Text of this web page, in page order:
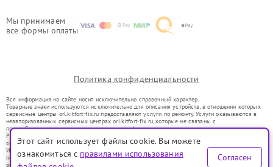
Мы принимаем
все формы оплаты
Политика конфиденциальности
Вся информация на сайте носит исключительно справочный характер.
Товарные знаки используются исключительно для описания устройств, в отношении которых
сервисные центры orl.kitfort-fix.ru предоставляют услуги по ремонту. Услуги оказываются в
неавторизованных сервисных центрах orl.kitfort-fix.ru, которые не связаны с
правообладателями товарных знаков или их официальными представителями.
Ремонт осуществляется для устройств, уже введенных в гражданский оборот в соответствии
со статьей 1487 ГК РФ.
Использование товарных знаков не преследует цели индивидуализации услуг или введения
потребителей в заблуждение, а служит для информирования о предоставляемых услугах по
ремонту техники указанных брендов.
Этот сайт использует файлы cookie. Вы можете
ознакомиться с правилами использования
Согласен